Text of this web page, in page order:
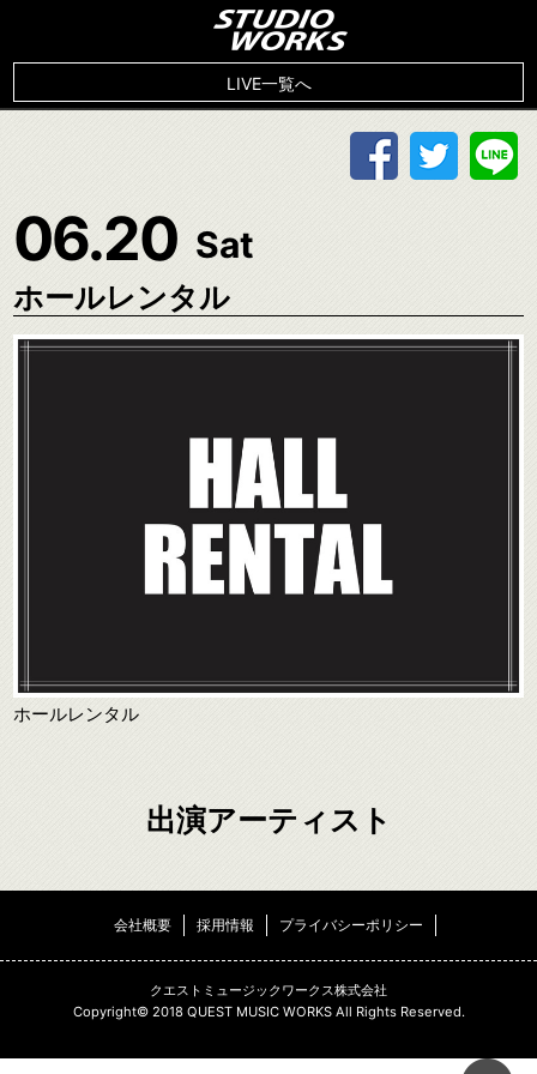
LIVE一覧へ
06.20 Sat
ホールレンタル
ホールレンタル
出演アーティスト
会社概要 採用情報 プライバシーポリシー
クエストミュージックワークス株式会社
Copyright© 2018 QUEST MUSIC WORKS All Rights Reserved.